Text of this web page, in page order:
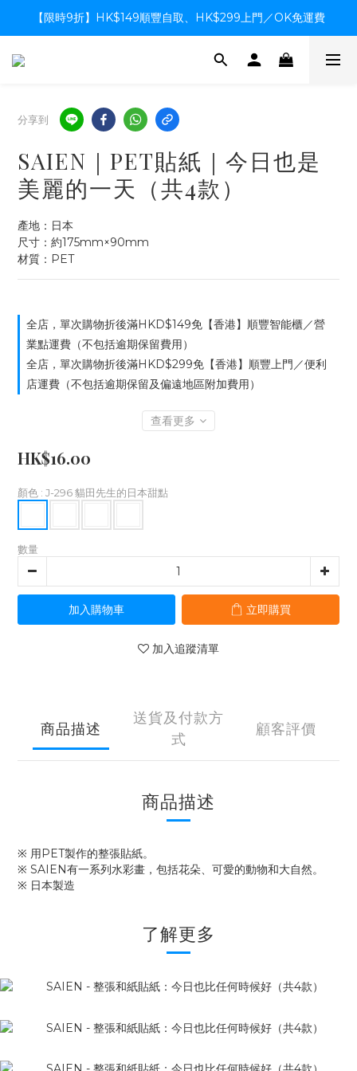
【限時9折】HK$149順豐自取、HK$299上門／OK免運費
【限時9折】HK$149順豐自取、HK$299上門／OK免運費
支付系統升級中，暫停信用卡支付至8月中，造成不便感謝諒解
分享到
SAIEN｜PET貼紙｜今日也是
美麗的一天（共4款）
產地：日本
尺寸：約175mm×90mm
材質：PET
全店，單次購物折後滿HKD$149免【香港】順豐智能櫃／營
業點運費（不包括逾期保留費用）
全店，單次購物折後滿HKD$299免【香港】順豐上門／便利
店運費（不包括逾期保留及偏遠地區附加費用）
查看更多
HK$16.00
顏色 : J-296 貓田先生的日本甜點
數量
加入購物車 立即購買
加入追蹤清單
商品描述
送貨及付款方
式
顧客評價
商品描述
※ 用PET製作的整張貼紙。
※ SAIEN有一系列水彩畫，包括花朵、可愛的動物和大自然。
※ 日本製造
了解更多